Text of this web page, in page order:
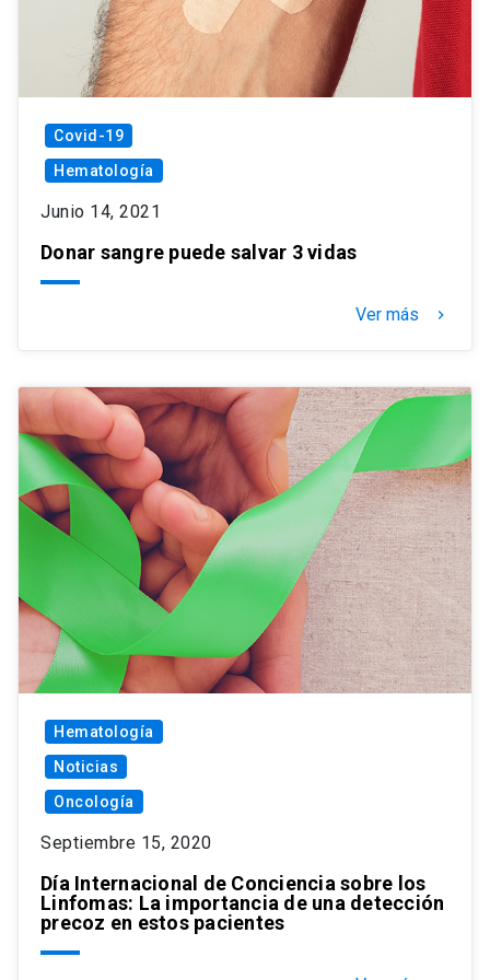
Covid-19
Hematología
Junio 14, 2021
Donar sangre puede salvar 3 vidas
Ver más keyboard_arrow_right
Hematología
Noticias
Oncología
Septiembre 15, 2020
Día Internacional de Conciencia sobre los
Linfomas: La importancia de una detección
precoz en estos pacientes